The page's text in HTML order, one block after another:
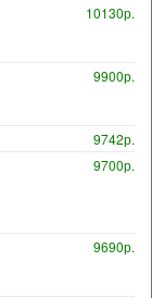
10130р.
9900р.
9742р.
9700р.
9690р.